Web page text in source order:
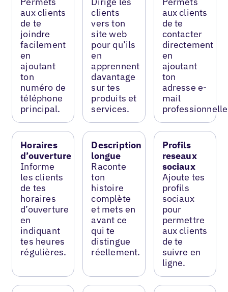
aux clients
de te
joindre
facilement
en
ajoutant
ton
numéro de
téléphone
principal.
clients
vers ton
site web
pour qu’ils
en
apprennent
davantage
sur tes
produits et
services.
aux clients
de te
contacter
directement
en
ajoutant
ton
adresse e-
mail
Horaires
d’ouverture
Informe
les clients
de tes
horaires
d’ouverture
en
indiquant
tes heures
régulières.
Description
longue
Raconte
ton
histoire
complète
et mets en
avant ce
qui te
distingue
réellement.
Profils
reseaux
sociaux
Ajoute tes
profils
sociaux
pour
permettre
aux clients
de te
suivre en
ligne.